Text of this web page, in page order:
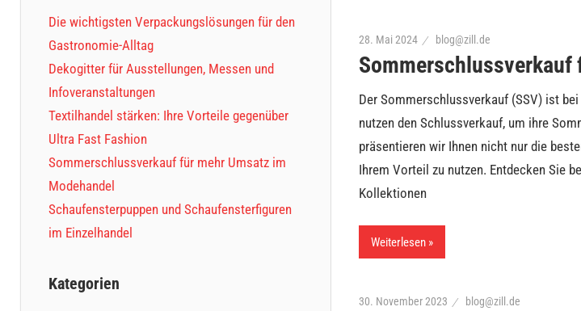
28. Mai 2024 blog@zill.de
Sommerschlussverkauf
Der Sommerschlussverkauf (SSV) ist
nutzen den Schlussverkauf, um ihre
präsentieren wir Ihnen nicht nur die
Ihrem Vorteil zu nutzen. Entdecken Sie
Kollektionen
Weiterlesen
30. November 2023 blog@zill.de
Die wichtigsten Verpackungslösungen für den
Gastronomie-Alltag
Dekogitter für Ausstellungen, Messen und
Infoveranstaltungen
Textilhandel stärken: Ihre Vorteile gegenüber
Ultra Fast Fashion
Sommerschlussverkauf für mehr Umsatz im
Modehandel
Schaufensterpuppen und Schaufensterfiguren
im Einzelhandel
Kategorien